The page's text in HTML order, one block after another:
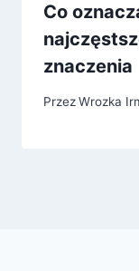
Co
znaczenia
PrzezWrozka